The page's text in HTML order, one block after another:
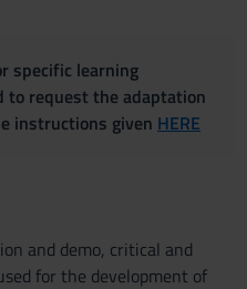
specific learning
to request the adaptation
instructions given HERE
and demo, critical and
for the development of